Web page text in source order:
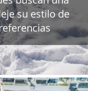
su estilo de